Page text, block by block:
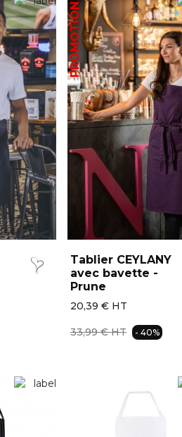
Tablier CEYLANY
avec bavette -
Prune
20,39 € HT
33,99 € HT - 40%
PROMOTION